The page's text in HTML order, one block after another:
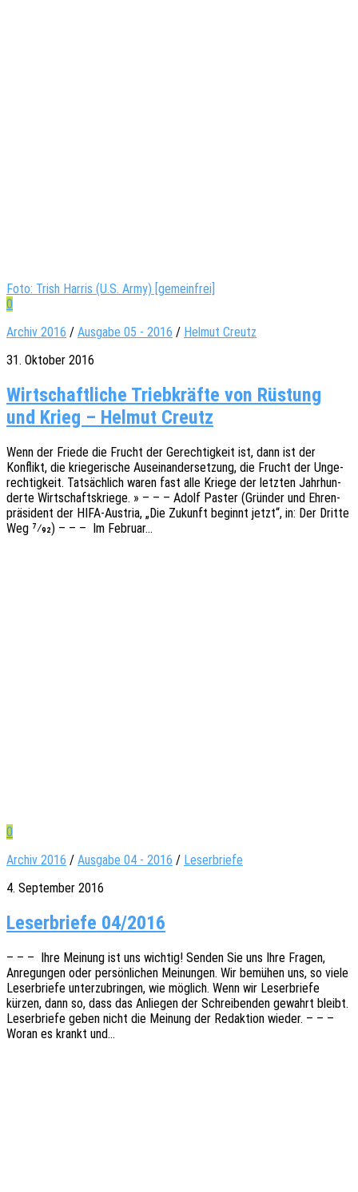
Foto: Trish Harris (U.S. Army) [gemeinfrei]
0
Archiv 2016 / Ausgabe 05 - 2016 / Helmut Creutz
31. Oktober 2016
Wirt­schaft­li­che Trieb­kräf­te von Rüs­tung
und Krieg – Hel­mut Creutz
Wenn der Friede die Frucht der Gerech­tig­keit ist, dann ist der
Konflikt, die krie­ge­ri­sche Ausein­an­der­set­zung, die Frucht der Unge­
rech­tig­keit. Tatsäch­lich waren fast alle Kriege der letz­ten Jahr­hun­
der­te Wirt­schafts­krie­ge. » – – – Adolf Paster (Grün­der und Ehren­
prä­si­dent der HIFA-Austria, „Die Zukunft beginnt jetzt“, in: Der Dritte
Weg 7⁄92) – – – Im Februar…
0
Archiv 2016 / Ausgabe 04 - 2016 / Leserbriefe
4. September 2016
Leser­briefe 04/2016
– – – Ihre Meinung ist uns wich­tig! Senden Sie uns Ihre Fragen,
Anre­gun­gen oder persön­li­chen Meinun­gen. Wir bemü­hen uns, so viele
Leser­brie­fe unter­zu­brin­gen, wie möglich. Wenn wir Leser­brie­fe
kürzen, dann so, dass das Anlie­gen der Schrei­ben­den gewahrt bleibt.
Leser­brie­fe geben nicht die Meinung der Redak­ti­on wieder. – – –
Woran es krankt und…